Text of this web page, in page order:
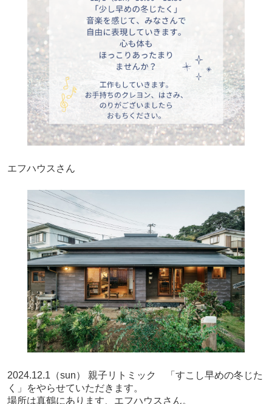
エフハウスさん
2024.12.1（sun） 親子リトミック 「すこし早めの冬じた
く」をやらせていただきます。
場所は真鶴にあります、エフハウスさん。